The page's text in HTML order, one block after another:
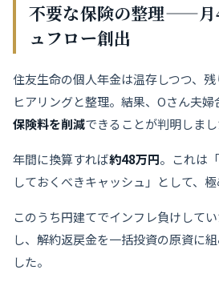
不要な保険の整理——月
ュフロー創出
住友生命の個人年金は温存しつつ、
ヒアリングと整理。結果、Oさん夫婦
保険料を削減できることが判明しまし
年間に換算すれば約48万円。これは
しておくべきキャッシュ」として、極
このうち円建てでインフレ負けして
し、解約返戻金を一括投資の原資に
した。